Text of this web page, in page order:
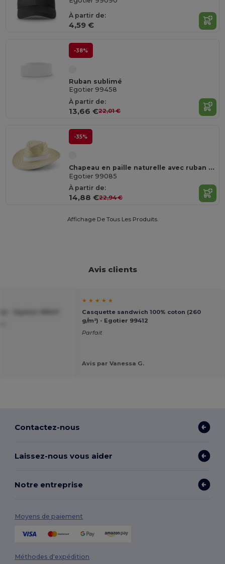
À partir de:
4,59 €
-38%
Ruban sublimé
Egotier 99458
À partir de:
13,66 €22,01 €
-35%
Chapeau en paille naturelle avec ruban sublimé
Egotier 99085
À partir de:
14,88 €22,94 €
Affichage De Tous Les Produits.
Avis clients
★ ★ ★ ★ ★
Casquette sandwich 100% coton (260
g/m²) - Egotier 99412
Parfait
Avis par Vanessa G.
Contactez-nous
Laissez-nous vous aider
Notre entreprise
Moyens de paiement
Méthodes d'expédition